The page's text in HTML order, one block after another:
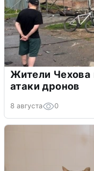
Жители Чехова
атаки дронов
8 августа 0